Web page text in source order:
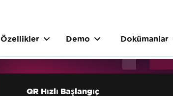
Özellikler Demo Dokümanlar
QR Hızlı Başlangıç